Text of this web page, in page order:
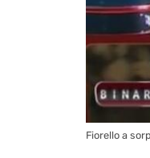
Fiorello a